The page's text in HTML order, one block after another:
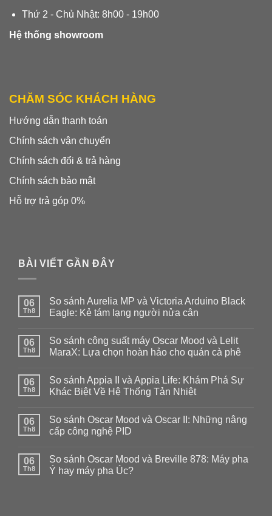
Thứ 2 - Chủ Nhật: 8h00 - 19h00
Hệ thống showroom
CHĂM SÓC KHÁCH HÀNG
Hướng dẫn thanh toán
Chính sách vận chuyển
Chính sách đổi & trả hàng
Chính sách bảo mật
Hỗ trợ trả góp 0%
BÀI VIẾT GẦN ĐÂY
06
Th8
So sánh Aurelia MP và Victoria Arduino Black
Eagle: Kẻ tám lạng người nửa cân
bình
luận
ở
Aurelia
MP
và
Black
Eagle:
Kẻ
người
nửa
cân
06
Th8
So sánh công suất máy Oscar Mood và Lelit
MaraX: Lựa chọn hoàn hảo cho quán cà phê
bình
luận
ở
công
suất
máy
và
Lelit
MaraX:
06
Th8
So sánh Appia II và Appia Life: Khám Phá Sự
Khác Biệt Về Hệ Thống Tản Nhiệt
bình
luận
ở
Appia
II
và
06
Th8
So sánh Oscar Mood và Oscar II: Những nâng
cấp công nghệ PID
bình
luận
ở
06
Th8
So sánh Oscar Mood và Breville 878: Máy pha
Ý hay máy pha Úc?